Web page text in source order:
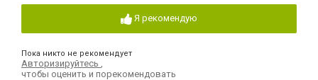
Я рекомендую
Пока никто не рекомендует
Авторизируйтесь
чтобы оценить и порекомендовать